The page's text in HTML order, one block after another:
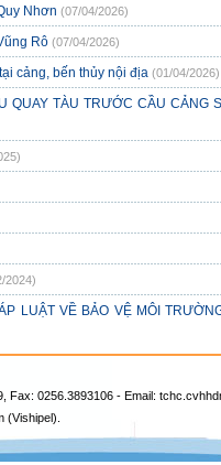
Nhơn (07/04/2026)
Rô (07/04/2026)
cảng, bến thủy nội địa (01/04/2026)
QUAY TÀU TRƯỚC CẦU CẢNG
2024)
LUẬT VỀ BẢO VỆ MÔI
Fax: 0256.3893106 - Email:
(Vishipel).